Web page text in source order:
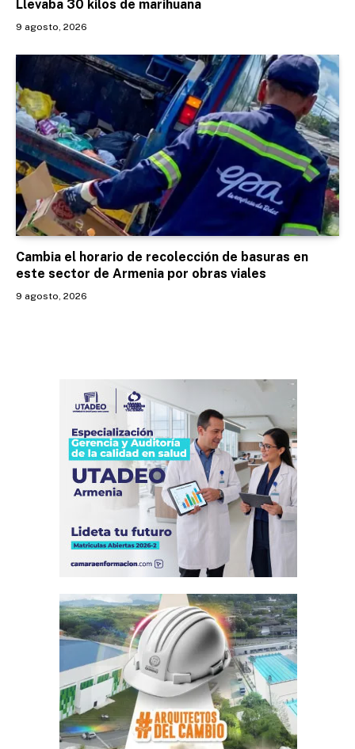
Llevaba 30 kilos de marihuana
9 agosto, 2026
Cambia el horario de recolección de basuras en
este sector de Armenia por obras viales
9 agosto, 2026